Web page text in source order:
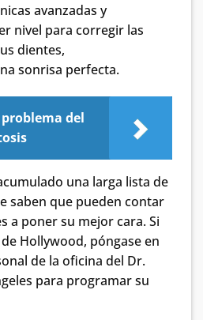
avanzadas y
nivel para corregir las
dientes,
sonrisa perfecta.
del
una larga lista de
saben que pueden contar
a poner su mejor cara. Si
Hollywood, póngase en
de la oficina del Dr.
para programar su